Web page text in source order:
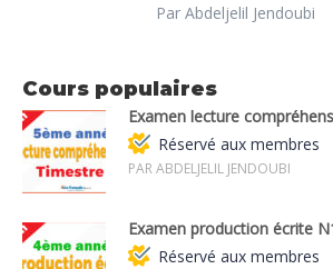
Par Abdeljelil Jendoubi
Cours populaires
Examen lecture
Réservé aux membres
PAR ABDELJELIL JENDOUBI
Examen production écrite
Réservé aux membres